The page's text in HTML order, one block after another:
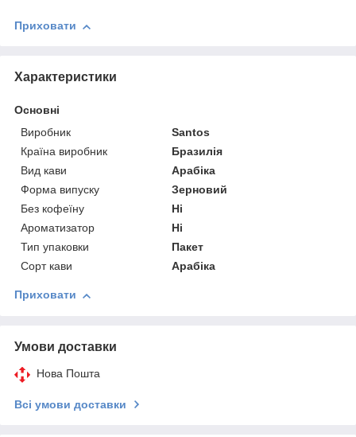
Приховати
Характеристики
Основні
Виробник
Santos
Країна виробник
Бразилія
Вид кави
Арабіка
Форма випуску
Зерновий
Без кофеїну
Ні
Ароматизатор
Ні
Тип упаковки
Пакет
Сорт кави
Арабіка
Приховати
Умови доставки
Нова Пошта
Всі умови доставки